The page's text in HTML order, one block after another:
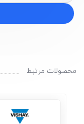
محصولات مرتبط